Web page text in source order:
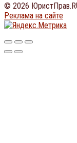
© 2026
Реклама на сайте